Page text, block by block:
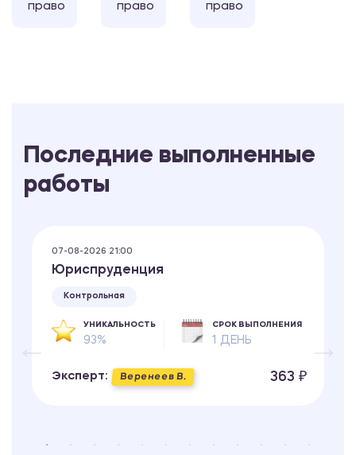
право
право
право
Последние выполненные
работы
07-08-2026 21:00
Юриспруденция
Контрольная
УНИКАЛЬНОСТЬ
93%
СРОК ВЫПОЛНЕНИЯ
1 ДЕНЬ
Эксперт: Веренеев В. 363 ₽